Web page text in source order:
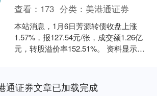
查看： 173 分类： 美港通证券
本站消息，1月6日芳源转债收盘上涨
1.57%，报127.54元/张，成交额1.26亿
元，转股溢价率152.51%。 资料显示，
通证券文章已加载完成